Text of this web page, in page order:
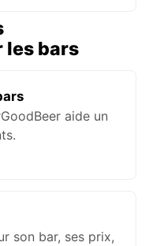
les bars
aide un
son bar, ses prix,